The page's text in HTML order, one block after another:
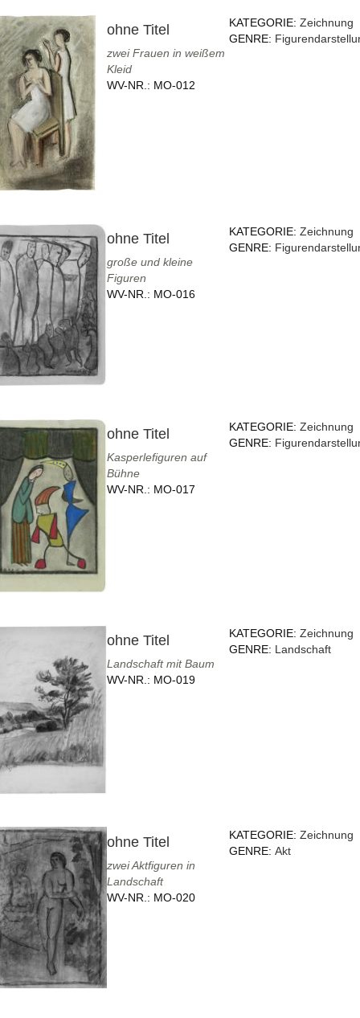
ohne Titel
zwei Frauen in weißem
Kleid
WV-NR.: MO-012
KATEGORIE:Zeichnung
GENRE:
ohne Titel
große und kleine
Figuren
WV-NR.: MO-016
KATEGORIE:Zeichnung
GENRE:
ohne Titel
Kasperlefiguren auf
Bühne
WV-NR.: MO-017
KATEGORIE:Zeichnung
GENRE:
ohne Titel
Landschaft mit Baum
WV-NR.: MO-019
KATEGORIE:Zeichnung
GENRE: Landschaft
ohne Titel
zwei Aktfiguren in
Landschaft
WV-NR.: MO-020
KATEGORIE:Zeichnung
GENRE:Akt